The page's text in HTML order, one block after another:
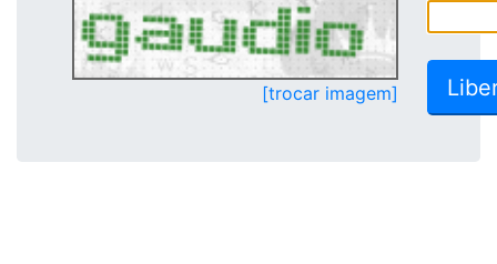
[trocar imagem]